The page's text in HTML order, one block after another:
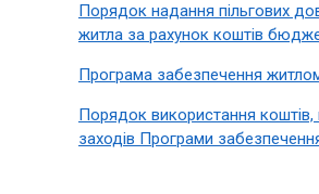
Порядок надання пільгових
житла за рахунок коштів
Програма забезпечення
Порядок використання коштів,
заходів Програми